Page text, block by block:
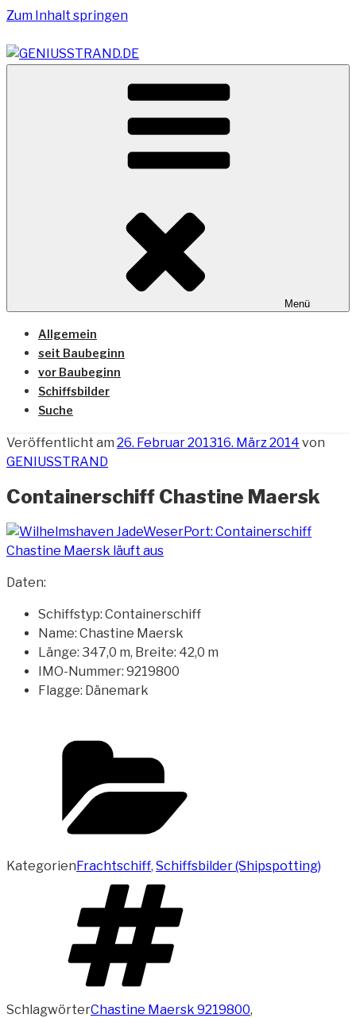
Zum Inhalt springen
GENIUSSTRAND.DE
Vom Geniusstrand zum JadeWeserPort/Container
Terminal Wilhelmshaven
Menü
Allgemein
seit Baubeginn
vor Baubeginn
Schiffsbilder
Suche
Veröffentlicht am 26. Februar 201316. März 2014 von
GENIUSSTRAND
Containerschiff Chastine Maersk
Daten:
Schiffstyp: Containerschiff
Name: Chastine Maersk
Länge: 347,0 m, Breite: 42,0 m
IMO-Nummer: 9219800
Flagge: Dänemark
KategorienFrachtschiff, Schiffsbilder (Shipspotting)
SchlagwörterChastine Maersk 9219800,